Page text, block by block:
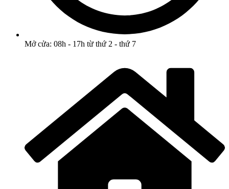
Mở cửa: 08h - 17h từ thứ 2 - thứ 7